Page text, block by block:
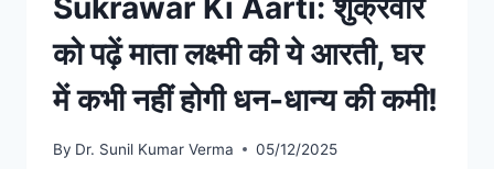
Sukrawar Ki Aarti: शुक्रवार
को पढ़ें माता लक्ष्मी की ये आरती, घर
में कभी नहीं होगी धन-धान्य की कमी!
By Dr. Sunil Kumar Verma 05/12/2025